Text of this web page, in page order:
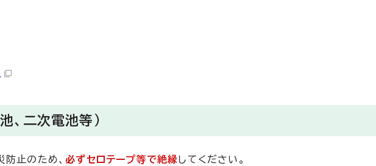
、二次電池等）
防止のため、必ずセロテープ等で絶縁 してください。